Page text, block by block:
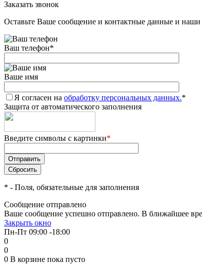
Заказать звонок
Оставьте Ваше сообщение и контактные данные и
Ваш телефон*
Ваше имя
Я согласен на обработку персональных данных.*
Защита от автоматического заполнения
Введите символы с картинки*
* - Поля, обязательные для заполнения
Сообщение отправлено
Ваше сообщение успешно отправлено. В ближайшее
Закрыть окно
Пн-Пт 09:00 -18:00
0
0
0 В корзине пока пусто